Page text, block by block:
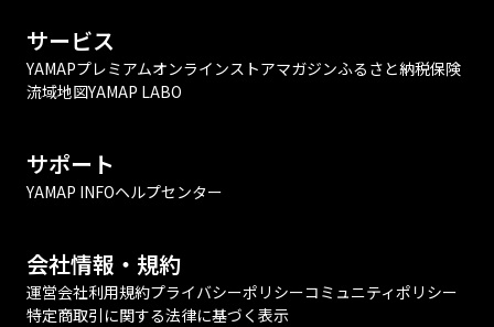
サービス
YAMAPプレミアムオンラインストアマガジンふるさと納税保険
流域地図YAMAP LABO
サポート
YAMAP INFOヘルプセンター
会社情報・規約
運営会社利用規約プライバシーポリシーコミュニティポリシー
特定商取引に関する法律に基づく表示